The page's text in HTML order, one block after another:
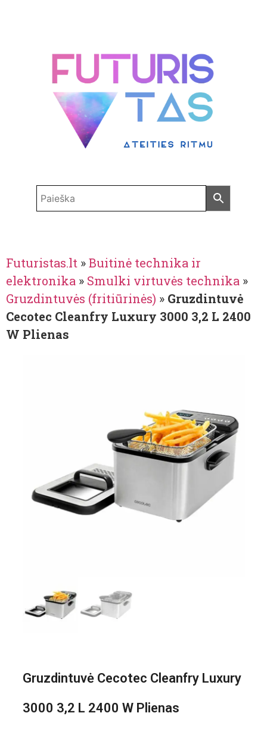
Futuristas.lt »Buitinė technika ir
elektronika » Smulki virtuvės technika »
Gruzdintuvės (fritiūrinės) » Gruzdintuvė
Cecotec Cleanfry Luxury 3000 3,2 L 2400
W Plienas
Gruzdintuvė Cecotec Cleanfry Luxury
3000 3,2 L 2400 W Plienas